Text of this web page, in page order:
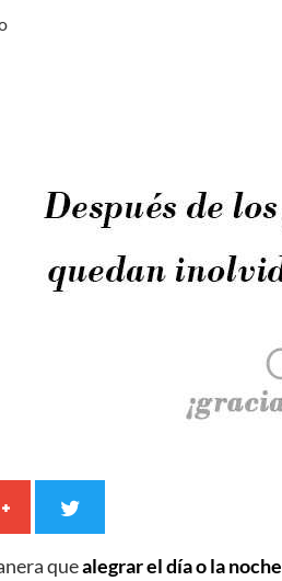
quealegrar el día o la noche